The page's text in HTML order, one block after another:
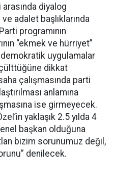
diyalog
adalet başlıklarında
programının
“ekmek ve hürriyet”
uygulamalar
dikkat
çalışmasında parti
anlamına
ise girmeyecek.
yaklaşık 2.5 yılda 4
başkan olduğuna
bizim sorunumuz değil,
denilecek.